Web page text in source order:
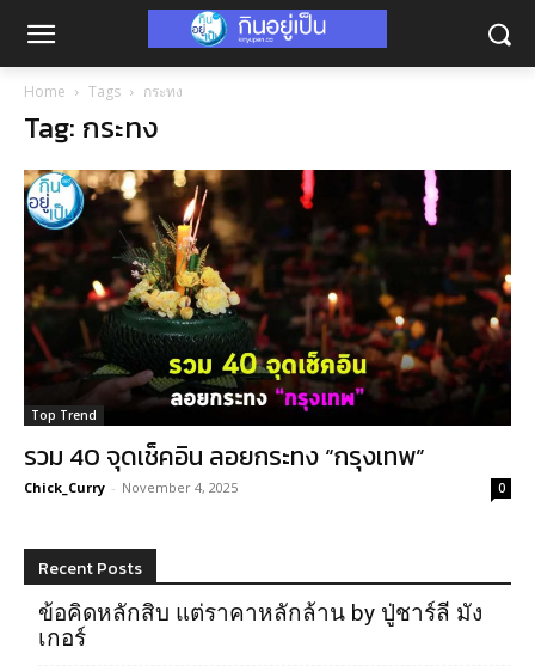
Home Tags กระทง
Tag: กระทง
Top Trend
รวม 40 จุดเช็คอิน ลอยกระทง “กรุงเทพ”
Chick_Curry - November 4, 2025 0
Recent Posts
ข้อคิดหลักสิบ แต่ราคาหลักล้าน by ปู่ชาร์ลี มัง
เกอร์